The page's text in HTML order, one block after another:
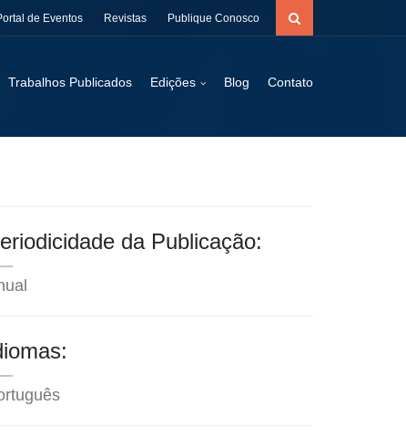
de Eventos Revistas Publique Conosco
Trabalhos Publicados Edições Blog Contato
da Publicação: